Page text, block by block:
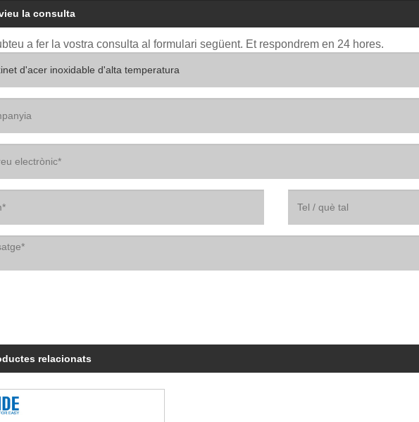
la consulta
a fer la vostra consulta al formulari següent. Et respondrem en 24 hores.
relacionats